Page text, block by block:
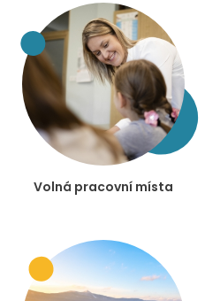
Volná pracovní místa